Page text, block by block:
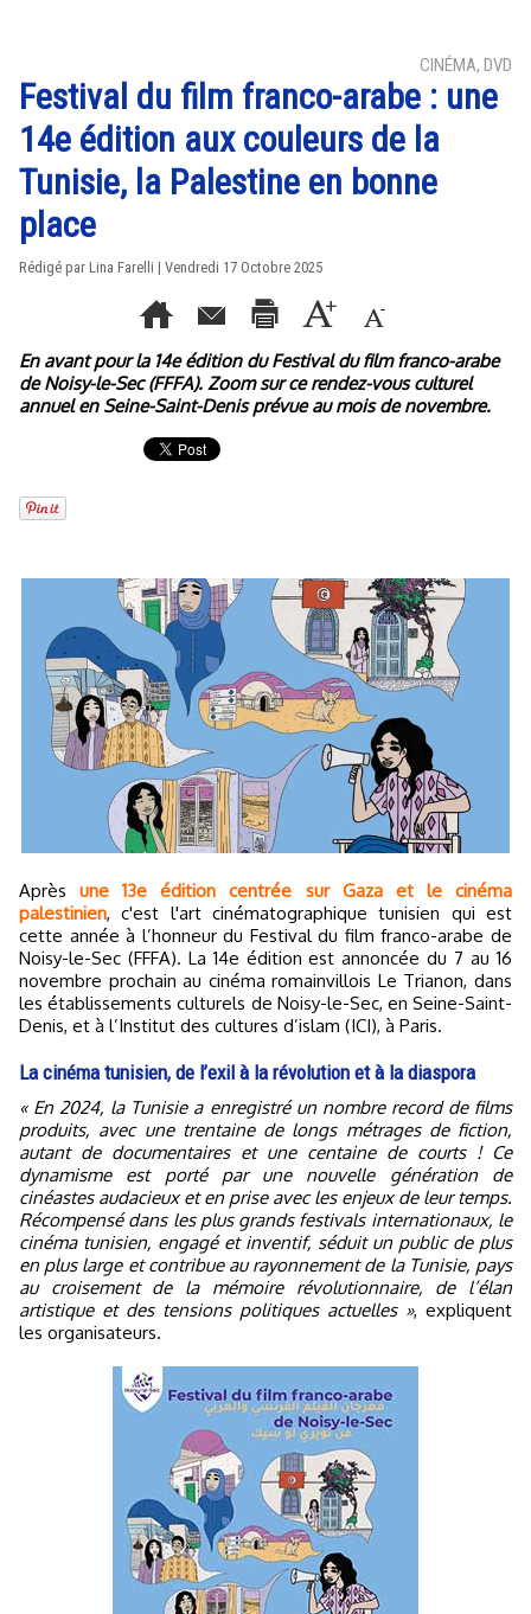
CINÉMA, DVD
Festival du film franco-arabe : une
14e édition aux couleurs de la
Tunisie, la Palestine en bonne
place
Rédigé par Lina Farelli | Vendredi 17 Octobre 2025
En avant pour la 14e édition du Festival du film franco-arabe
de Noisy-le-Sec (FFFA). Zoom sur ce rendez-vous culturel
annuel en Seine-Saint-Denis prévue au mois de novembre.
Aprèsune 13e édition centrée sur Gaza et le cinéma
palestinien, c'est l'art cinématographique tunisien qui est
cette année à l’honneur du Festival du film franco-arabe de
Noisy-le-Sec (FFFA). La 14e édition est annoncée du 7 au 16
novembre prochain au cinéma romainvillois Le Trianon, dans
les établissements culturels de Noisy-le-Sec, en Seine-Saint-
Denis, et à l’Institut des cultures d’islam (ICI), à Paris.
La cinéma tunisien, de l’exil à la révolution et à la diaspora
« En 2024, la Tunisie a enregistré un nombre record de films
produits, avec une trentaine de longs métrages de fiction,
autant de documentaires et une centaine de courts ! Ce
dynamisme est porté par une nouvelle génération de
cinéastes audacieux et en prise avec les enjeux de leur temps.
Récompensé dans les plus grands festivals internationaux, le
cinéma tunisien, engagé et inventif, séduit un public de plus
en plus large et contribue au rayonnement de la Tunisie, pays
au croisement de la mémoire révolutionnaire, de l’élan
artistique et des tensions politiques actuelles », expliquent
les organisateurs.